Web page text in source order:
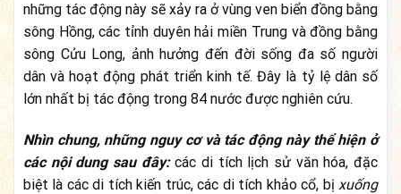
những tác động này sẽ xảy ra ở vùng ven biển đồng bằng
sông Hồng, các tỉnh duyên hải miền Trung và đồng bằng
sông Cửu Long, ảnh hưởng đến đời sống đa số người
dân và hoạt động phát triển kinh tế. Đây là tỷ lệ dân số
lớn nhất bị tác động trong 84 nước được nghiên cứu.
Nhìn chung, những nguy cơ và tác động này thể hiện ở
các nội dung sau đây:các di tích lịch sử văn hóa, đặc
biệt là các di tích kiến trúc, các di tích khảo cổ, bị xuống